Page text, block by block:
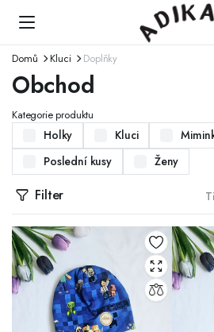
Domů Kluci Doplňky
Obchod
Kategorie produktu
Holky Kluci
Poslední kusy
Ženy
Filter